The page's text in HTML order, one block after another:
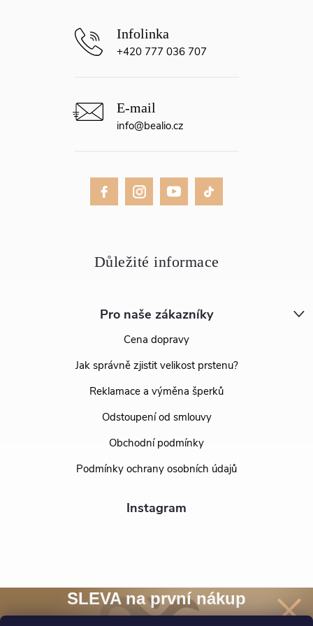
Pro naše zákazníky
Cena dopravy
Jak správně zjistit velikost prstenu?
Reklamace a výměna šperků
Odstoupení od smlouvy
Obchodní podmínky
Podmínky ochrany osobních údajů
Instagram
info@bealio.cz
+420 777 036 707
SLEVA na první nákup